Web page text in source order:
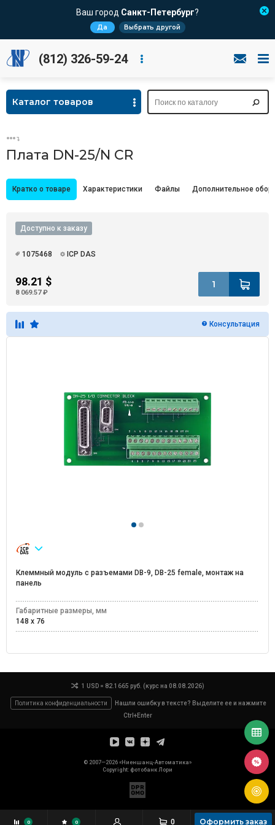
Ваш город Санкт-Петербург?
Да Выбрать другой
(812) 326-59-24
Каталог товаров
Плата DN-25/N CR
Кратко о товаре Характеристики Файлы Дополнительное
Доступно к заказу
1075468 ICP DAS
98.21 $
8 069.57 ₽
Консультация
Клеммный модуль с разъемами DB-9, DB-25 female, монтаж на
панель
Габаритные размеры, мм
148 x 76
1 USD = 82.1665 руб. (курс на 08.08.2026)
Политика конфиденциальности
Нашли ошибку в тексте? Выделите ее и нажмите
Ctrl+Enter
© 2007—2026 «Ниеншанц-Автоматика»
Copyright: фотобанк Лори
0 0 0 Оформить заказ